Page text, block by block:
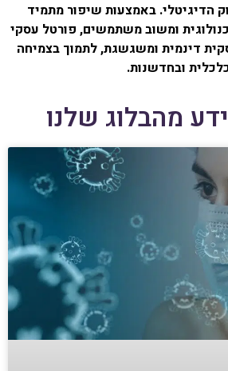
הדיגיטלי. באמצעות שיפור מתמיד
ומשוב משתמשים, פורטל עסקי
דינמית ומשגשגת, לתמוך בצמיחה
ובחדשנות.
מהבלוג שלנו